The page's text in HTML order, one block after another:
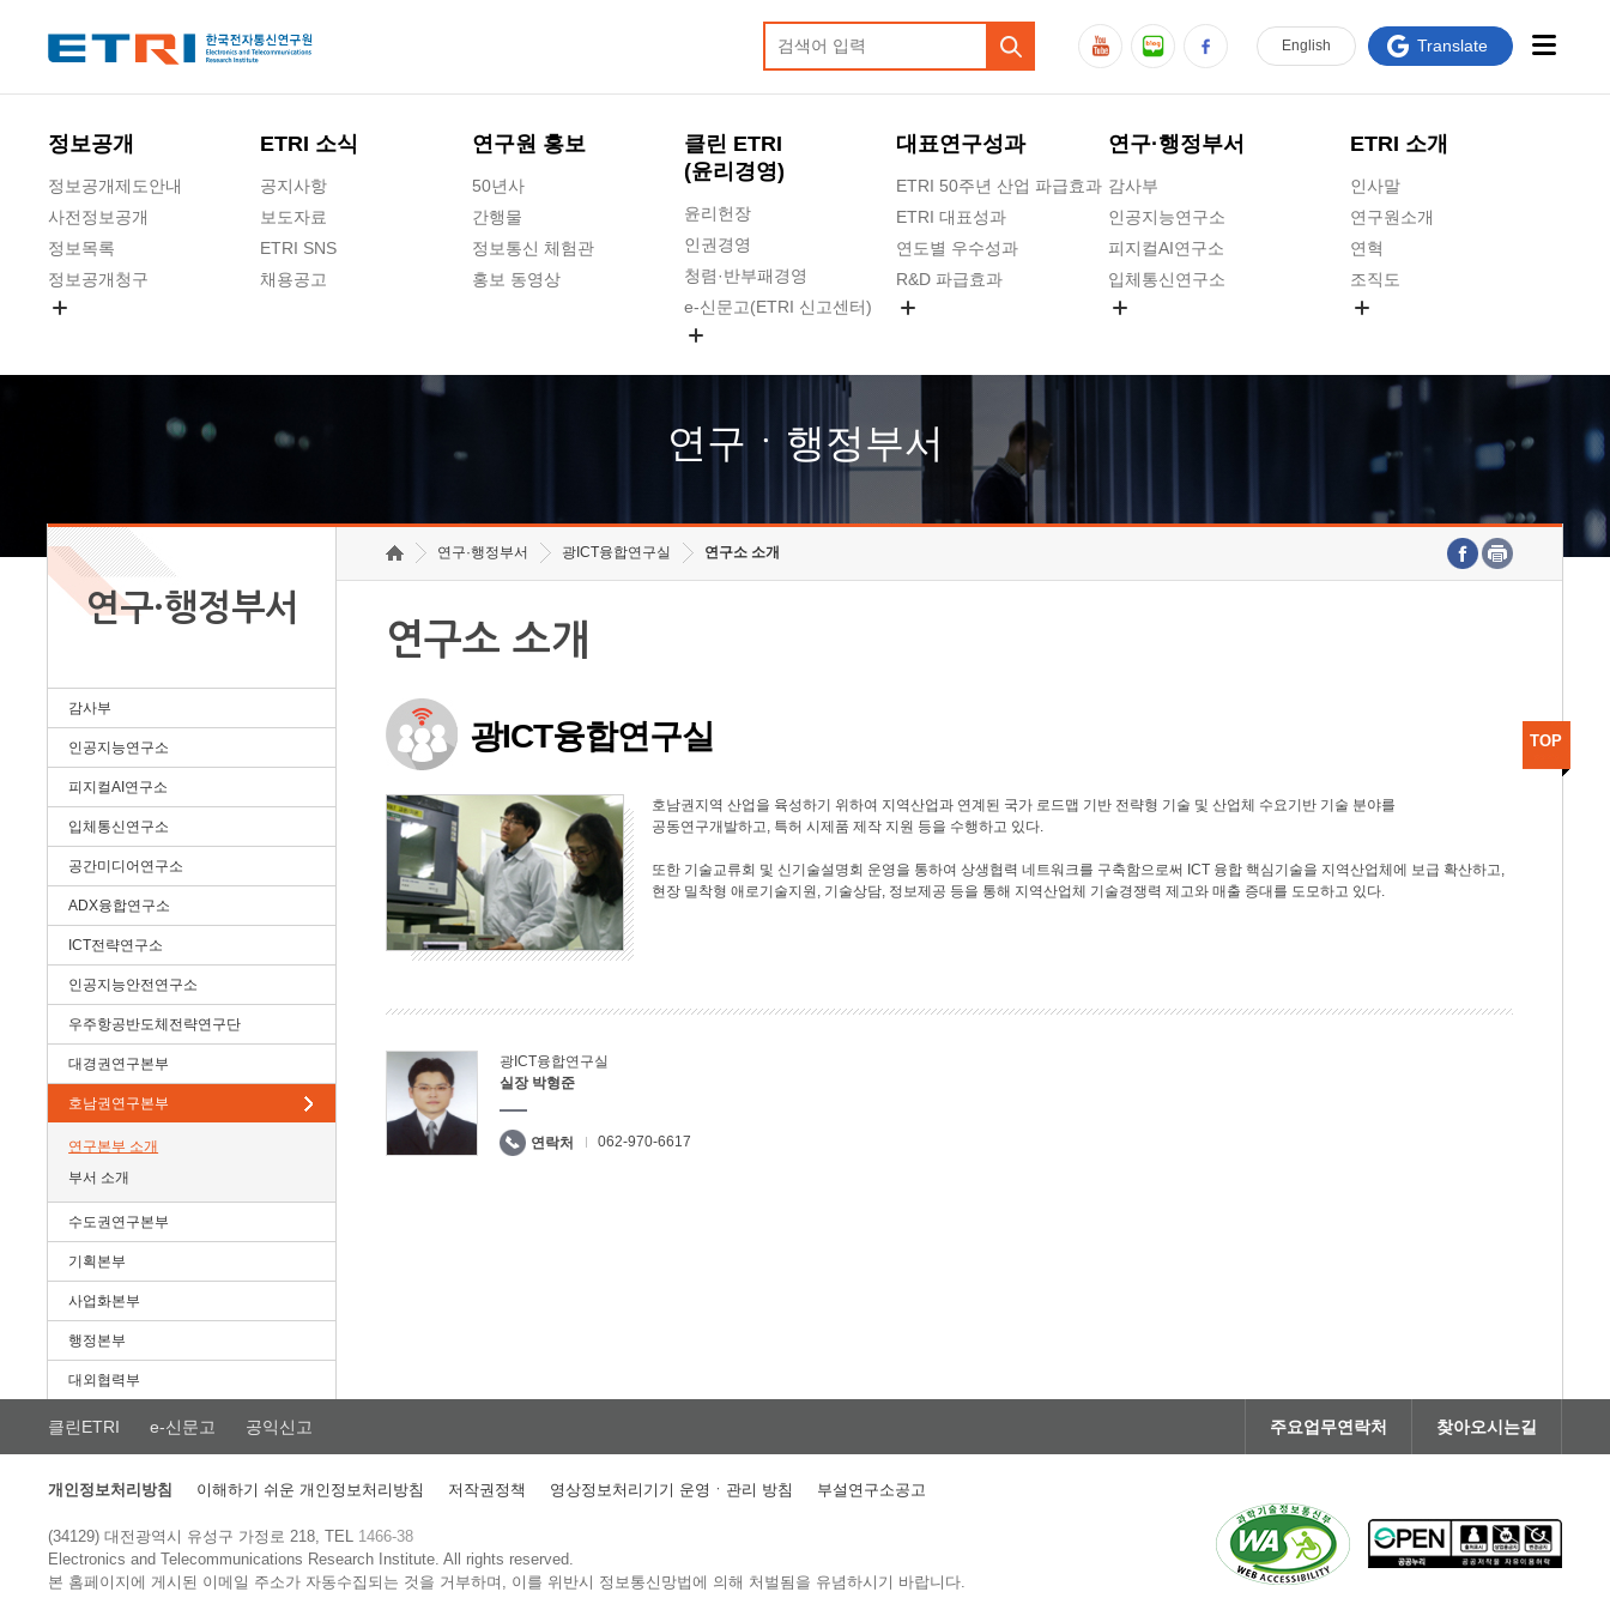
정보공개
정보공개제도안내
사전정보공개
정보목록
정보공개청구
ETRI 소식
공지사항
보도자료
ETRI SNS
채용공고
연구원 홍보
50년사
간행물
정보통신 체험관
홍보 동영상
클린 ETRI
(윤리경영)
윤리헌장
인권경영
청렴·반부패경영
e-신문고(ETRI 신고센터)
고객의소리
수의계약 현황
대표연구성과
ETRI 50주년 산업 파급효과
ETRI 대표성과
연도별 우수성과
R&D 파급효과
연구·행정부서
감사부
인공지능연구소
피지컬AI연구소
입체통신연구소
호남권연구본부
기획본부
ETRI 소개
인사말
연구원소개
연혁
조직도
연구원 고객헌장
주요업무연락처
English Translate
연구ㆍ행정부서
연구·행정부서
감사부
인공지능연구소
피지컬AI연구소
입체통신연구소
공간미디어연구소
ADX융합연구소
ICT전략연구소
인공지능안전연구소
우주항공반도체전략연구단
대경권연구본부
호남권연구본부
연구본부 소개
부서 소개
수도권연구본부
기획본부
사업화본부
행정본부
대외협력부
연구·행정부서 광ICT융합연구실 연구소 소개
연구소 소개
광ICT융합연구실
호남권지역 산업을 육성하기 위하여 지역산업과 연계된 국가 로드맵 기반 전략형 기술 및 산업체 수요기반 기술 분야를
공동연구개발하고, 특허 시제품 제작 지원 등을 수행하고 있다.
또한 기술교류회 및 신기술설명회 운영을 통하여 상생협력 네트워크를 구축함으로써 ICT 융합 핵심기술을 지역산업체에 보급 확산하고,
현장 밀착형 애로기술지원, 기술상담, 정보제공 등을 통해 지역산업체 기술경쟁력 제고와 매출 증대를 도모하고 있다.
광ICT융합연구실
실장 박형준
연락처 062-970-6617
TOP
클린ETRI e-신문고 공익신고 주요업무연락처 찾아오시는길
개인정보처리방침 이해하기 쉬운 개인정보처리방침 저작권정책 영상정보처리기기 운영ㆍ관리 방침 부설연구소공고
(34129) 대전광역시 유성구 가정로 218, TEL 1466-38
Electronics and Telecommunications Research Institute.All rights reserved.
본 홈페이지에 게시된 이메일 주소가 자동수집되는 것을 거부하며, 이를 위반시 정보통신망법에 의해 처벌됨을 유념하시기 바랍니다.